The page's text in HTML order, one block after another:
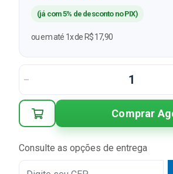
(já com 5% de desconto no PIX)
ou em até 1x de R$ 17,90
Comprar
Consulte as opções de entrega